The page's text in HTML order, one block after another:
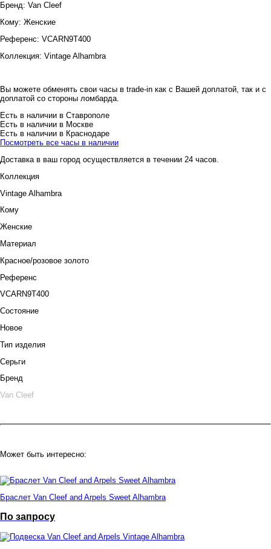
Бренд: Van Cleef
Кому: Женские
Референс: VCARN9T400
Коллекция: Vintage Alhambra
Вы можете обменять свои часы в trade-in как с Вашей доплатой, так и с
доплатой со стороны ломбарда.
Есть в наличии в Ставрополе
Есть в наличии в Москве
Есть в наличии в Краснодаре
Посмотреть все часы в наличии
Доставка в ваш город осуществляется в течении 24 часов.
Коллекция
Vintage Alhambra
Кому
Женские
Материал
Красное/розовое золото
Референс
VCARN9T400
Состояние
Новое
Тип изделия
Серьги
Бренд
Van Cleef
Может быть интересно:
Браслет Van Cleef and Arpels Sweet Alhambra
По запросу